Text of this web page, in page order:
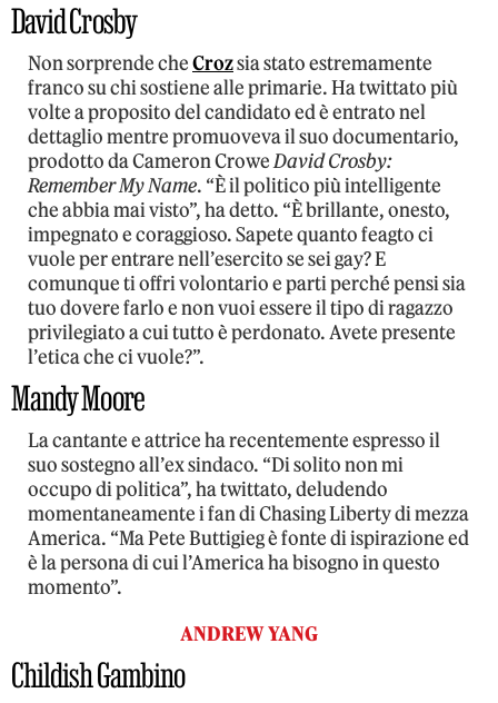
David Crosby
Non sorprende cheCrozsia stato estremamente
franco su chi sostiene alle primarie. Ha twittato più
volte a proposito del candidato ed è entrato nel
dettaglio mentre promuoveva il suo documentario,
prodotto da Cameron CroweDavid Crosby:
Remember My Name. “È il politico più intelligente
che abbia mai visto”, ha detto. “È brillante, onesto,
impegnato e coraggioso. Sapete quanto feagto ci
vuole per entrare nell’esercito se sei gay? E
comunque ti offri volontario e parti perché pensi sia
tuo dovere farlo e non vuoi essere il tipo di ragazzo
privilegiato a cui tutto è perdonato. Avete presente
l’etica che ci vuole?”.
Mandy Moore
La cantante e attrice ha recentemente espresso il
suo sostegno all’ex sindaco. “Di solito non mi
occupo di politica”, ha twittato, deludendo
momentaneamente i fan di Chasing Liberty di mezza
America. “Ma Pete Buttigieg è fonte di ispirazione ed
è la persona di cui l’America ha bisogno in questo
momento”.
ANDREW YANG
Childish Gambino